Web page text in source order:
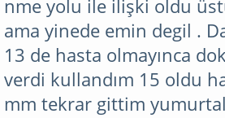
nme yolu ile ilişki oldu
ama yinede emin degil .
13 de hasta olmayınca
verdi kullandım 15 oldu
mm tekrar gittim